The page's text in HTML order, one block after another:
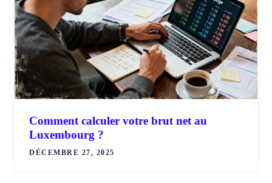
Comment calculer votre brut net au
Luxembourg ?
DÉCEMBRE 27, 2025